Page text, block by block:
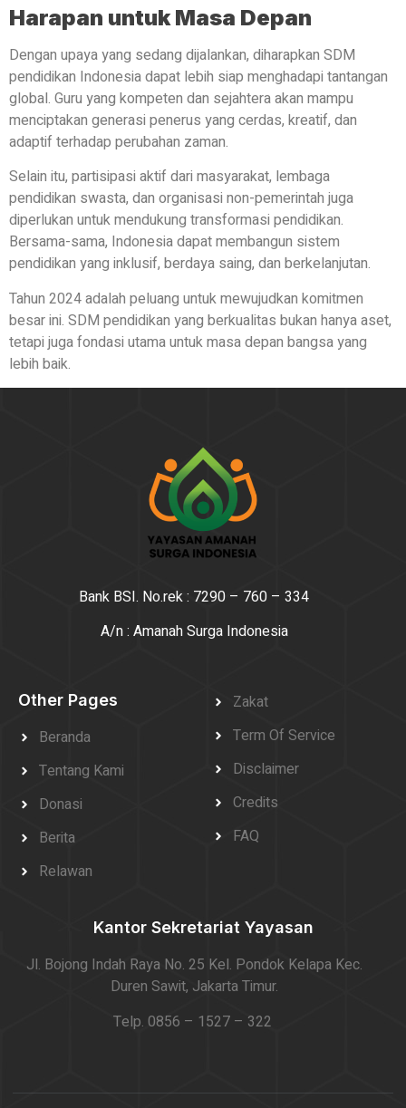
Harapan untuk Masa Depan
Dengan upaya yang sedang dijalankan, diharapkan SDM
pendidikan Indonesia dapat lebih siap menghadapi tantangan
global. Guru yang kompeten dan sejahtera akan mampu
menciptakan generasi penerus yang cerdas, kreatif, dan
adaptif terhadap perubahan zaman.
Selain itu, partisipasi aktif dari masyarakat, lembaga
pendidikan swasta, dan organisasi non-pemerintah juga
diperlukan untuk mendukung transformasi pendidikan.
Bersama-sama, Indonesia dapat membangun sistem
pendidikan yang inklusif, berdaya saing, dan berkelanjutan.
Tahun 2024 adalah peluang untuk mewujudkan komitmen
besar ini. SDM pendidikan yang berkualitas bukan hanya aset,
tetapi juga fondasi utama untuk masa depan bangsa yang
lebih baik.
Bank BSI. No.rek : 7290 – 760 – 334
A/n : Amanah Surga Indonesia
Other Pages
Beranda
Tentang Kami
Donasi
Berita
Relawan
Zakat
Term Of Service
Disclaimer
Credits
FAQ
Kantor Sekretariat Yayasan
Jl. Bojong Indah Raya No. 25 Kel. Pondok Kelapa Kec.
Duren Sawit, Jakarta Timur.
Telp. 0856 – 1527 – 322